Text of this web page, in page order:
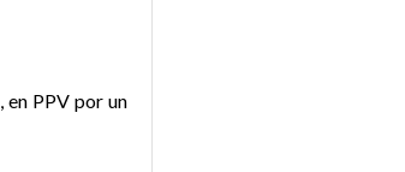
, en PPV por un